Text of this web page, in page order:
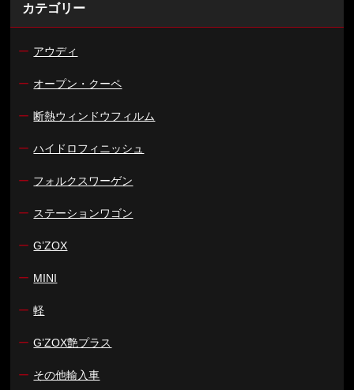
カテゴリー
ー アウディ
ー オープン・クーペ
ー 断熱ウィンドウフィルム
ー ハイドロフィニッシュ
ー フォルクスワーゲン
ー ステーションワゴン
ー G’ZOX
ー MINI
ー 軽
ー G’ZOX艶プラス
ー その他輸入車